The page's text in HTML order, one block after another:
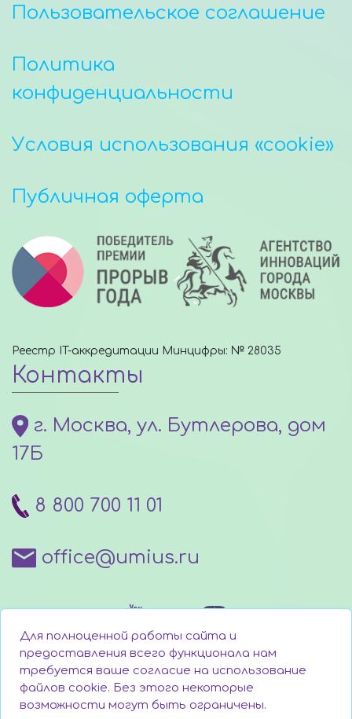
Пользовательское соглашение
Политика
конфиденциальности
Условия использования «cookie»
Публичная оферта
Реестр IT-аккредитации Минцифры: № 28035
Контакты
г. Москва, ул. Бутлерова, дом
17Б
8 800 700 11 01
office@umius.ru
Написать директору
Для полноценной работы сайта и
предоставления всего функционала нам
требуется ваше согласие на использование
файлов cookie. Без этого некоторые
возможности могут быть ограничены.